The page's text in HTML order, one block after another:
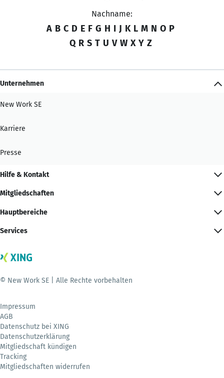
Nachname:
A B C D E F G H I J K L M N O P
Q R S T U V W X Y Z
Unternehmen
New Work SE
Karriere
Presse
Hilfe & Kontakt
Mitgliedschaften
Hauptbereiche
Services
© New Work SE | Alle Rechte vorbehalten
Impressum
AGB
Datenschutz bei XING
Datenschutzerklärung
Mitgliedschaft kündigen
Tracking
Mitgliedschaften widerrufen